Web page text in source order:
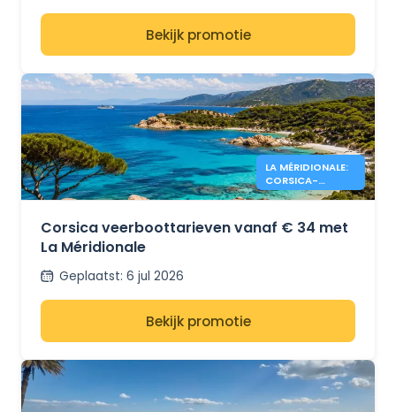
Bekijk promotie
LA MÉRIDIONALE:
CORSICA-
AANBIEDINGEN
Corsica veerboottarieven vanaf € 34 met
La Méridionale
Geplaatst: 6 jul 2026
Bekijk promotie